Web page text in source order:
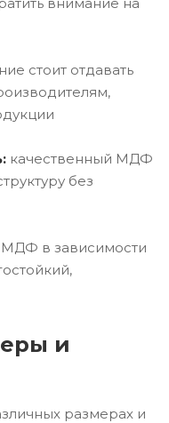
стоит отдавать
качественный МДФ
без
МДФ в зависимости
и
размерах и